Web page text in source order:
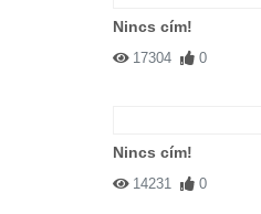
Nincs cím!
17304 0
Nincs cím!
14231 0